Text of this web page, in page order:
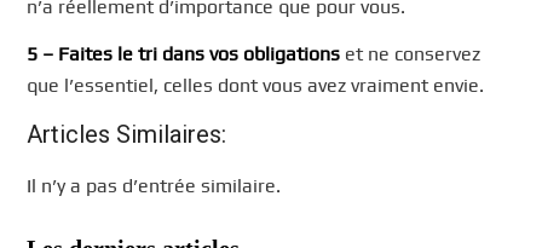
n’a réellement d’importance que pour vous.
5 – Faites le tri dans vos obligations et ne conservez
que l’essentiel, celles dont vous avez vraiment envie.
Articles Similaires:
Il n’y a pas d’entrée similaire.